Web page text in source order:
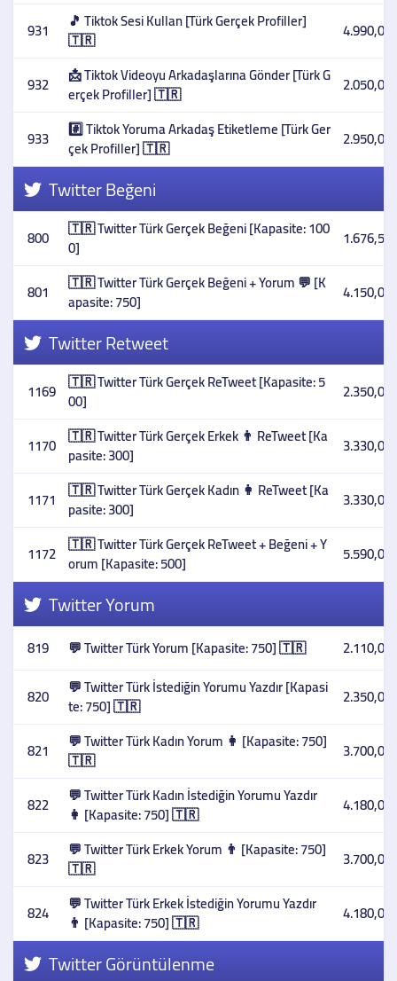
931 🎵 Tiktok Sesi Kullan [Türk Gerçek Profiller]
🇹🇷 4.990,00
932 📩 Tiktok Videoyu Arkadaşlarına Gönder [Türk G
erçek Profiller] 🇹🇷 2.050,00
933 #️⃣ Tiktok Yoruma Arkadaş Etiketleme [Türk Ger
çek Profiller] 🇹🇷 2.950,00
Twitter Beğeni
800 🇹🇷 Twitter Türk Gerçek Beğeni [Kapasite: 100
0] 1.676,59
801 🇹🇷 Twitter Türk Gerçek Beğeni + Yorum 💬 [K
apasite: 750] 4.150,00
Twitter Retweet
1169 🇹🇷 Twitter Türk Gerçek ReTweet [Kapasite: 5
00] 2.350,00
1170 🇹🇷 Twitter Türk Gerçek Erkek 👨 ReTweet [Ka
pasite: 300] 3.330,00
1171 🇹🇷 Twitter Türk Gerçek Kadın 👩 ReTweet [Ka
pasite: 300] 3.330,00
1172 🇹🇷 Twitter Türk Gerçek ReTweet + Beğeni + Y
orum [Kapasite: 500] 5.590,00
Twitter Yorum
819 💬 Twitter Türk Yorum [Kapasite: 750] 🇹🇷
2.110,00
820
💬 Twitter Türk İstediğin Yorumu Yazdır [Kapasi
te: 750] 🇹🇷 2.350,00
821 💬 Twitter Türk Kadın Yorum 👩 [Kapasite: 750]
🇹🇷 3.700,00
822 💬 Twitter Türk Kadın İstediğin Yorumu Yazdır
👩 [Kapasite: 750] 🇹🇷 4.180,00
823 💬 Twitter Türk Erkek Yorum 👨 [Kapasite: 750]
🇹🇷 3.700,00
824 💬 Twitter Türk Erkek İstediğin Yorumu Yazdır
👨 [Kapasite: 750] 🇹🇷 4.180,00
Twitter Görüntülenme